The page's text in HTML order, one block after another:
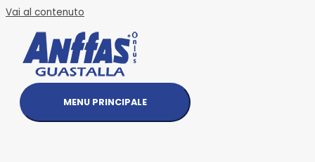
Vai al contenuto
MENU PRINCIPALE